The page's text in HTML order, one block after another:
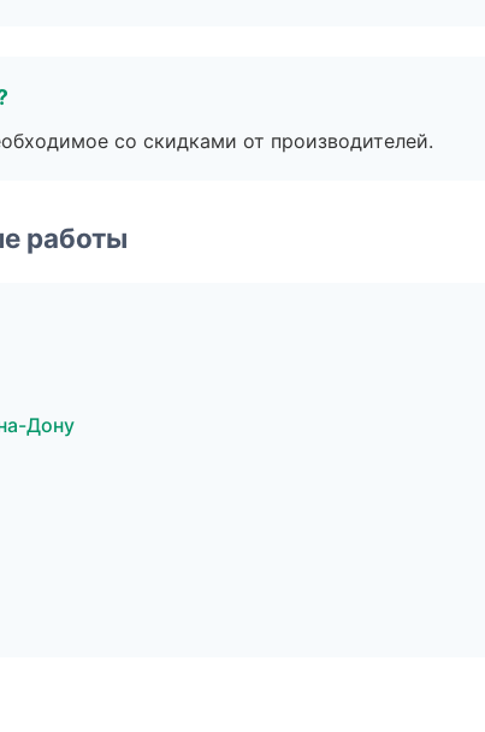
со скидками от производителей.
работы
Дону